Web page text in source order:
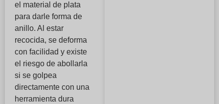
el material de plata
para darle forma de
anillo. Al estar
recocida, se deforma
con facilidad y existe
el riesgo de abollarla
si se golpea
directamente con una
herramienta dura